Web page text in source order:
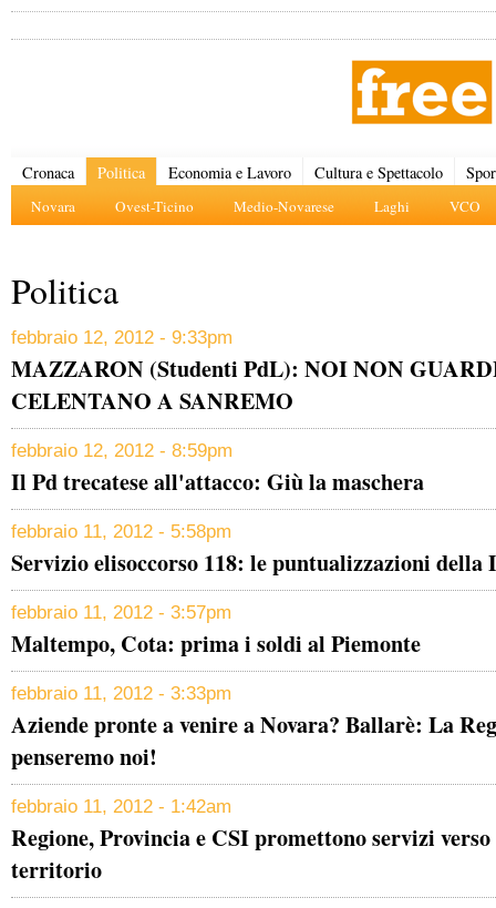
Cronaca Politica
Novara Ovest-Ticino Medio-Novarese Laghi VCO
Economia e Lavoro Cultura e Spettacolo
Politica
febbraio 12, 2012 - 9:33pm
MAZZARON (Studenti PdL): NOI NON
CELENTANO A SANREMO
febbraio 12, 2012 - 8:59pm
Il Pd trecatese all'attacco: Giù la maschera
febbraio 11, 2012 - 5:58pm
Servizio elisoccorso 118: le puntualizzazioni della
febbraio 11, 2012 - 3:57pm
Maltempo, Cota: prima i soldi al Piemonte
febbraio 11, 2012 - 3:33pm
Aziende pronte a venire a Novara? Ballarè: La
penseremo noi!
febbraio 11, 2012 - 1:42am
Regione, Provincia e CSI promettono servizi
territorio